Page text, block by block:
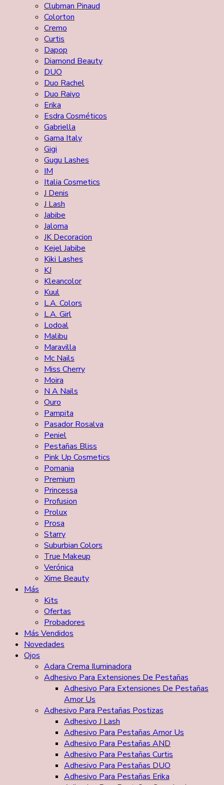
Clubman Pinaud
Colorton
Cremo
Curtis
Dapop
Diamond Beauty
DUO
Duo Rachel
Duo Raiyo
Erika
Esdra Cosméticos
Gabriella
Gama Italy
Gigi
Gugu Lashes
IM
Italia Cosmetics
J Denis
J Lash
Jabibe
Jaloma
JK Decoracion
Kejel Jabibe
Kiki Lashes
KJ
Kleancolor
Kuul
L.A. Colors
L.A. Girl
Lodoal
Malibu
Maravilla
Mc Nails
Miss Cherry
Moira
N A Nails
Ouro
Pampita
Pasador Rosalva
Peniel
Pestañas Bliss
Pink Up Cosmetics
Pomania
Premium
Princessa
Profusion
Prolux
Prosa
Starry
Suburbian Colors
True Makeup
Verónica
Xime Beauty
Más
Kits
Ofertas
Probadores
Más Vendidos
Novedades
Ojos
Adara Crema Iluminadora
Adhesivo Para Extensiones De Pestañas
Adhesivo Para Extensiones De Pestañas
Amor Us
Adhesivo Para Pestañas Postizas
Adhesivo J Lash
Adhesivo Para Pestañas Amor Us
Adhesivo Para Pestañas AND
Adhesivo Para Pestañas Curtis
Adhesivo Para Pestañas DUO
Adhesivo Para Pestañas Erika